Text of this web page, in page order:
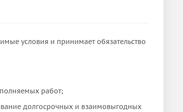
условия и принимает обязательство
работ;
долгосрочных и взаимовыгодных